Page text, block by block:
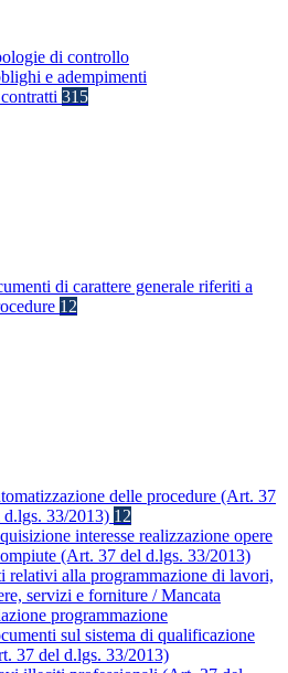
di controllo
e adempimenti
315
di carattere generale riferiti a
12
delle procedure (Art. 37
d.lgs. 33/2013) 12
interesse realizzazione opere
(Art. 37 del d.lgs. 33/2013)
relativi alla programmazione di lavori,
servizi e forniture / Mancata
programmazione
sul sistema di qualificazione
37 del d.lgs. 33/2013)